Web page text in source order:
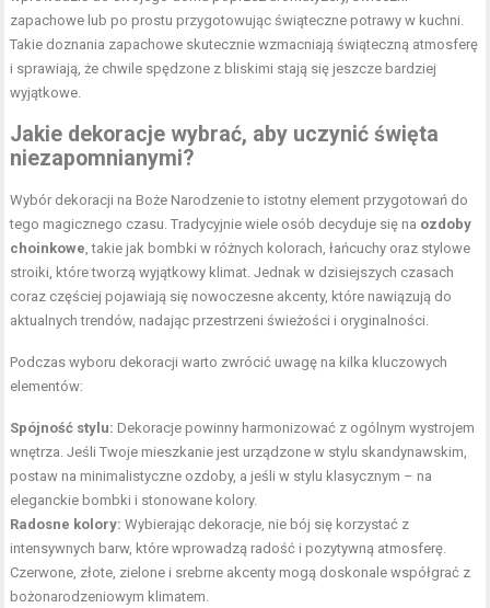
zapachowe lub po prostu przygotowując świąteczne potrawy w kuchni.
Takie doznania zapachowe skutecznie wzmacniają świąteczną atmosferę
i sprawiają, że chwile spędzone z bliskimi stają się jeszcze bardziej
wyjątkowe.
Jakie dekoracje wybrać, aby uczynić święta
niezapomnianymi?
Wybór dekoracji na Boże Narodzenie to istotny element przygotowań do
tego magicznego czasu. Tradycyjnie wiele osób decyduje się na ozdoby
choinkowe, takie jak bombki w różnych kolorach, łańcuchy oraz stylowe
stroiki, które tworzą wyjątkowy klimat. Jednak w dzisiejszych czasach
coraz częściej pojawiają się nowoczesne akcenty, które nawiązują do
aktualnych trendów, nadając przestrzeni świeżości i oryginalności.
Podczas wyboru dekoracji warto zwrócić uwagę na kilka kluczowych
elementów:
Spójność stylu: Dekoracje powinny harmonizować z ogólnym wystrojem
wnętrza. Jeśli Twoje mieszkanie jest urządzone w stylu skandynawskim,
postaw na minimalistyczne ozdoby, a jeśli w stylu klasycznym – na
eleganckie bombki i stonowane kolory.
Radosne kolory: Wybierając dekoracje, nie bój się korzystać z
intensywnych barw, które wprowadzą radość i pozytywną atmosferę.
Czerwone, złote, zielone i srebrne akcenty mogą doskonale współgrać z
bożonarodzeniowym klimatem.